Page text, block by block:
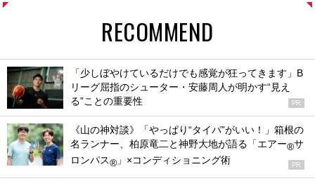
RECOMMEND
「少しぼやけているだけでも感覚が狂ってきます」B
リーグ屈指のシューター・安藤周人が明かす“見え
る”ことの重要性
PR
《山の神対談》「やっぱり“タイパ”がいい！」箱根の
名ランナー、柏原竜二と神野大地が語る「エアー®サ
ロンパス® 」×コンディショニング術 PR